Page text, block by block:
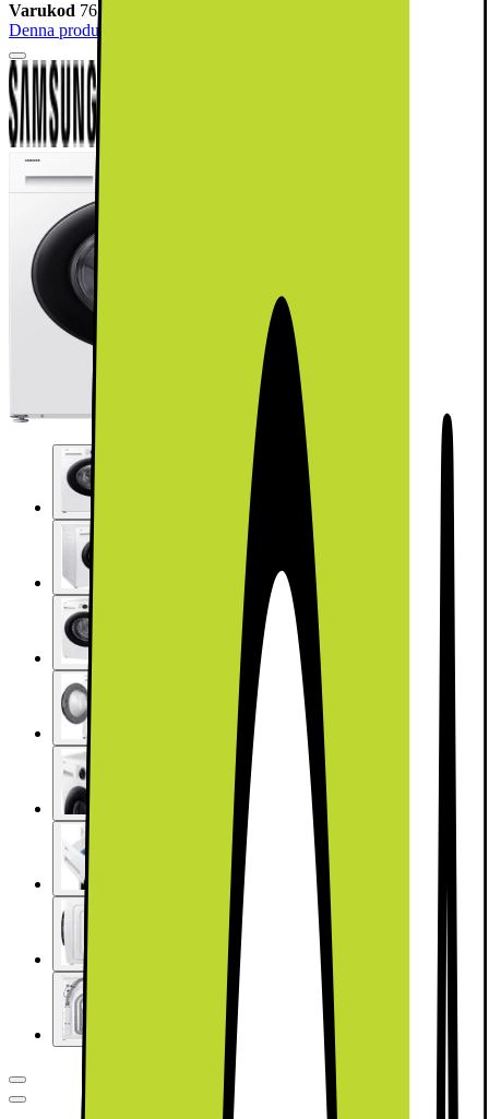
Varukod 765842
Denna produkt har blivit bedömd som 4.5 av 5 möjliga stjärnor.